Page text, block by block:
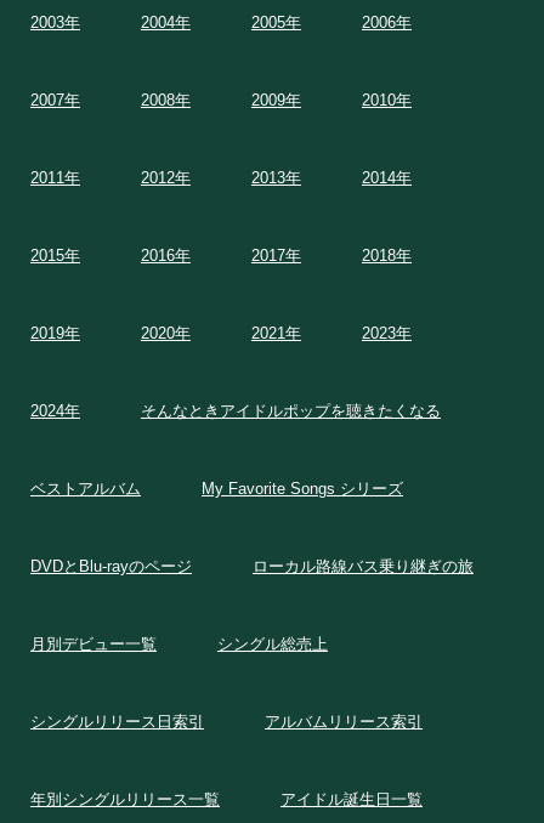
2003年 2004年 2005年 2006年
2007年 2008年 2009年 2010年
2011年 2012年 2013年 2014年
2015年 2016年 2017年 2018年
2019年 2020年 2021年 2023年
2024年 そんなときアイドルポップを聴きたくなる
ベストアルバム My Favorite Songs シリーズ
DVDとBlu-rayのページ ローカル路線バス乗り継ぎの旅
月別デビュー一覧 シングル総売上
シングルリリース日索引 アルバムリリース索引
年別シングルリリース一覧 アイドル誕生日一覧